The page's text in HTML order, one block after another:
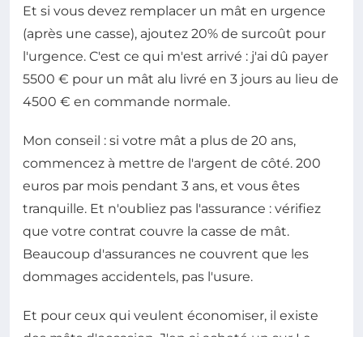
Et si vous devez remplacer un mât en urgence
(après une casse), ajoutez 20% de surcoût pour
l'urgence. C'est ce qui m'est arrivé : j'ai dû payer
5500 € pour un mât alu livré en 3 jours au lieu de
4500 € en commande normale.
Mon conseil : si votre mât a plus de 20 ans,
commencez à mettre de l'argent de côté. 200
euros par mois pendant 3 ans, et vous êtes
tranquille. Et n'oubliez pas l'assurance : vérifiez
que votre contrat couvre la casse de mât.
Beaucoup d'assurances ne couvrent que les
dommages accidentels, pas l'usure.
Et pour ceux qui veulent économiser, il existe